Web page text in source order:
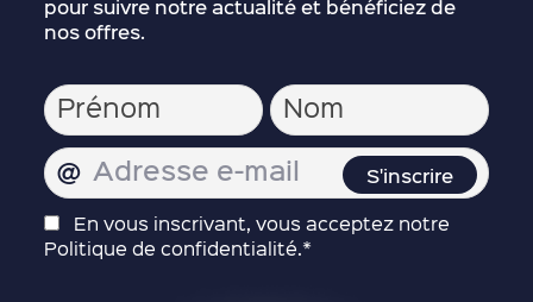
pour suivre notre actualité et bénéficiez de
nos offres.
En vous inscrivant, vous acceptez notre
Politique de confidentialité.*